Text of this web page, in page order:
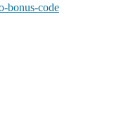
bonus-code